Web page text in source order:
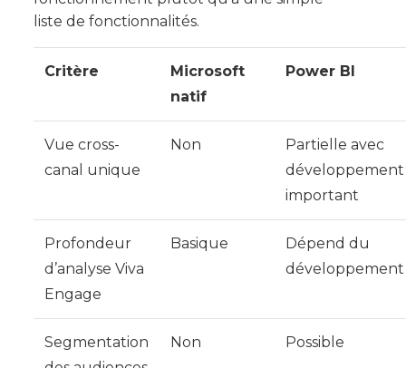
liste de fonctionnalités.
Critère
Microsoft
natif
Power BI
Vue cross-
canal unique
Non
Partielle avec
développement
important
Profondeur
d’analyse Viva
Engage
Basique
Dépend du
développement
Segmentation
Non Possible